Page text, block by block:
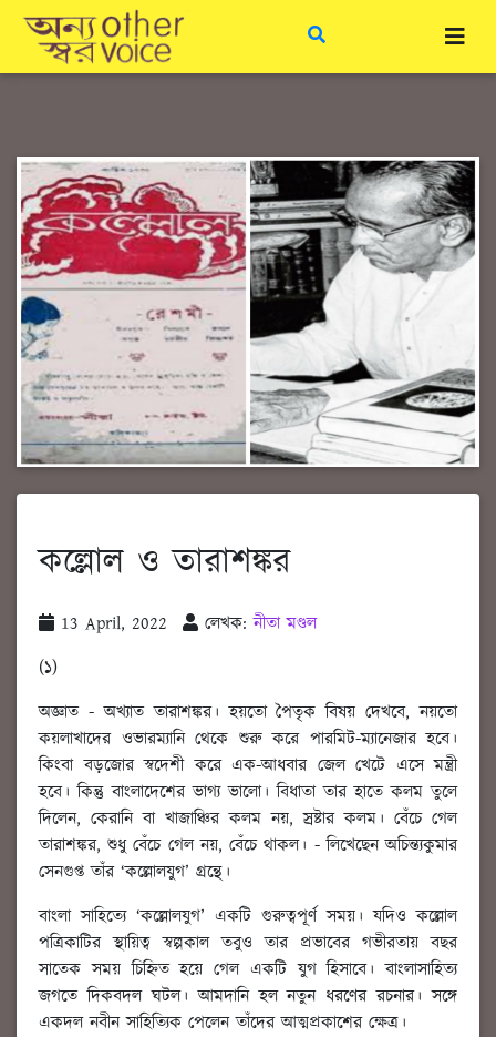
কল্লোল ও তারাশঙ্কর
13 April, 2022 লেখক:নীতা মণ্ডল
(১)
অজ্ঞাত - অখ্যাত তারাশঙ্কর। হয়তো পৈতৃক বিষয় দেখবে, নয়তো
কয়লাখাদের ওভারম্যানি থেকে শুরু করে পারমিট-ম্যানেজার হবে।
কিংবা বড়জোর স্বদেশী করে এক-আধবার জেল খেটে এসে মন্ত্রী
হবে। কিন্তু বাংলাদেশের ভাগ্য ভালো। বিধাতা তার হাতে কলম তুলে
দিলেন, কেরানি বা খাজাঞ্চির কলম নয়, স্রষ্টার কলম। বেঁচে গেল
তারাশঙ্কর, শুধু বেঁচে গেল নয়, বেঁচে থাকল। - লিখেছেন অচিন্ত্যকুমার
সেনগুপ্ত তাঁর ‘কল্লোলযুগ’ গ্রন্থে।
বাংলা সাহিত্যে ‘কল্লোলযুগ’ একটি গুরুত্বপূর্ণ সময়। যদিও কল্লোল
পত্রিকাটির স্থায়িত্ব স্বল্পকাল তবুও তার প্রভাবের গভীরতায় বছর
সাতেক সময় চিহ্নিত হয়ে গেল একটি যুগ হিসাবে। বাংলাসাহিত্য
জগতে দিকবদল ঘটল। আমদানি হল নতুন ধরণের রচনার। সঙ্গে
একদল নবীন সাহিত্যিক পেলেন তাঁদের আত্মপ্রকাশের ক্ষেত্র।